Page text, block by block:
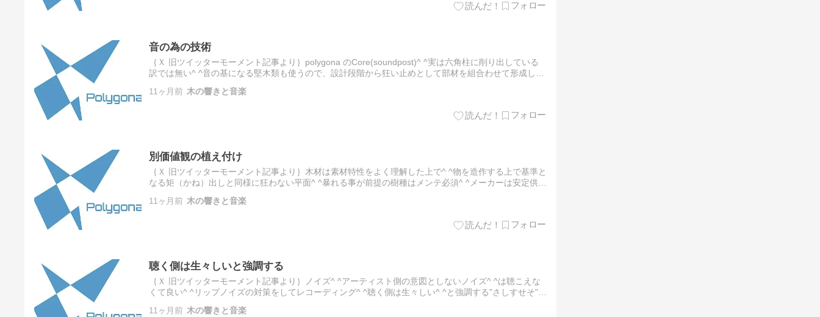
音の為の技術
｛Ｘ 旧ツイッターモーメント記事より｝polygona のCore(soundpost)^ ^実は六角柱に削り出している
訳では無い^ ^音の基になる堅木類も使うので、設計段階から狂い止めとして部材を組合わせて形成して
11ヶ月前 木の響きと音楽
別価値観の植え付け
｛Ｘ 旧ツイッターモーメント記事より｝木材は素材特性をよく理解した上で^ ^物を造作する上で基準と
なる矩（かね）出しと同様に狂わない平面^ ^暴れる事が前提の樹種はメンテ必須^ ^メーカーは安定供給
11ヶ月前 木の響きと音楽
聴く側は生々しいと強調する
｛Ｘ 旧ツイッターモーメント記事より｝ノイズ^ ^アーティスト側の意図としないノイズ^ ^は聴こえな
くて良い^ ^リップノイズの対策をしてレコーディング^ ^聴く側は生々しい^ ^と強調する"さしすせそ"音
11ヶ月前 木の響きと音楽